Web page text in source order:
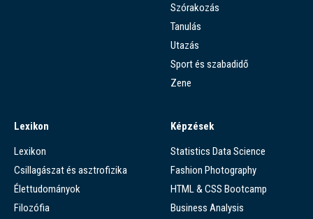
Szórakozás
Tanulás
Utazás
Sport és szabadidő
Zene
Lexikon
Lexikon
Csillagászat és asztrofizika
Élettudományok
Filozófia
Képzések
Statistics Data Science
Fashion Photography
HTML & CSS Bootcamp
Business Analysis